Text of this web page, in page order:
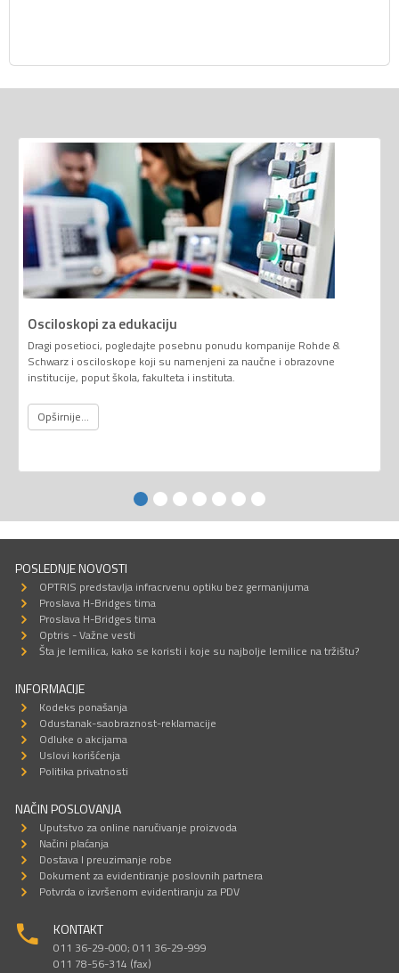
Osciloskopi za edukaciju
Dragi posetioci, pogledajte posebnu ponudu kompanije Rohde &
Schwarz i osciloskope koji su namenjeni za naučne i obrazovne
institucije, poput škola, fakulteta i instituta.
Opširnije...
POSLEDNJE NOVOSTI
OPTRIS predstavlja infracrvenu optiku bez germanijuma
Proslava H-Bridges tima
Proslava H-Bridges tima
Optris - Važne vesti
Šta je lemilica, kako se koristi i koje su najbolje lemilice na tržištu?
INFORMACIJE
Kodeks ponašanja
Odustanak-saobraznost-reklamacije
Odluke o akcijama
Uslovi korišćenja
Politika privatnosti
NAČIN POSLOVANJA
Uputstvo za online naručivanje proizvoda
Načini plaćanja
Dostava I preuzimanje robe
Dokument za evidentiranje poslovnih partnera
Potvrda o izvršenom evidentiranju za PDV
KONTAKT
011 36-29-000; 011 36-29-999
011 78-56-314 (fax)